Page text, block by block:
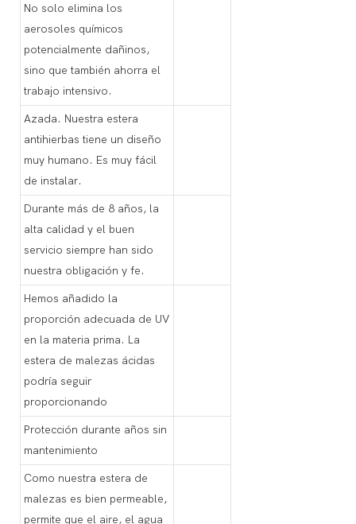
No solo elimina los
aerosoles químicos
potencialmente dañinos,
sino que también ahorra el
trabajo intensivo.
Azada. Nuestra estera
antihierbas tiene un diseño
muy humano. Es muy fácil
de instalar.
Durante más de 8 años, la
alta calidad y el buen
servicio siempre han sido
nuestra obligación y fe.
Hemos añadido la
proporción adecuada de UV
en la materia prima. La
estera de malezas ácidas
podría seguir
proporcionando
Protección durante años sin
mantenimiento
Como nuestra estera de
malezas es bien permeable,
permite que el aire, el agua